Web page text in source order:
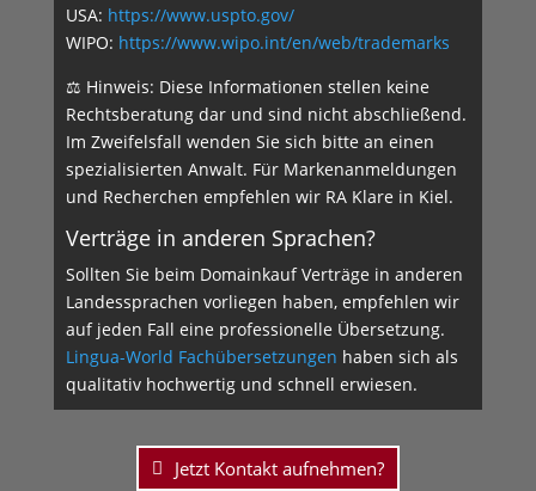
USA: https://www.uspto.gov/
WIPO: https://www.wipo.int/en/web/trademarks
⚖️ Hinweis: Diese Informationen stellen keine
Rechtsberatung dar und sind nicht abschließend.
Im Zweifelsfall wenden Sie sich bitte an einen
spezialisierten Anwalt. Für Markenanmeldungen
und Recher­chen empfehlen wir RA Klare in Kiel.
Verträge in anderen Sprachen?
Sollten Sie beim Domainkauf Verträge in anderen
Landessprachen vorliegen haben, empfehlen wir
auf jeden Fall eine professionelle Übersetzung.
Lingua-World Fachübersetzungen haben sich als
qualitativ hochwertig und schnell erwiesen.
Jetzt Kontakt aufnehmen?